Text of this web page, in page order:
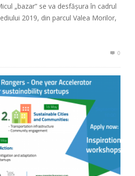
„bazar” se va desfășura în cadrul
2019, din parcul Valea Morilor,
0